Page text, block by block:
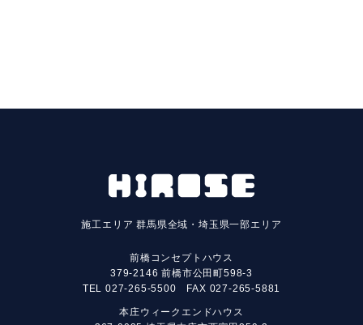
施工エリア群馬県全域・埼玉県一部エリア
前橋コンセプトハウス
379-2146 前橋市公田町598-3
TEL 027-265-5500 FAX 027-265-5881
本庄ウィークエンドハウス